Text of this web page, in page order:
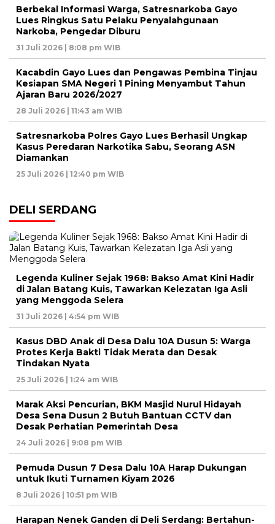
Berbekal Informasi Warga, Satresnarkoba Gayo
Lues Ringkus Satu Pelaku Penyalahgunaan
Narkoba, Pengedar Diburu
31 Juli 2026 | 8:08 pm WIB
Kacabdin Gayo Lues dan Pengawas Pembina Tinjau
Kesiapan SMA Negeri 1 Pining Menyambut Tahun
Ajaran Baru 2026/2027
28 Juli 2026 | 11:43 am WIB
Satresnarkoba Polres Gayo Lues Berhasil Ungkap
Kasus Peredaran Narkotika Sabu, Seorang ASN
Diamankan
25 Juli 2026 | 12:40 pm WIB
DELI SERDANG
Legenda Kuliner Sejak 1968: Bakso Amat Kini Hadir
di Jalan Batang Kuis, Tawarkan Kelezatan Iga Asli
yang Menggoda Selera
31 Juli 2026 | 4:54 pm WIB
Kasus DBD Anak di Desa Dalu 10A Dusun 5: Warga
Protes Kerja Bakti Tidak Merata dan Desak
Tindakan Nyata
25 Juli 2026 | 1:24 am WIB
Marak Aksi Pencurian, BKM Masjid Nurul Hidayah
Desa Sena Dusun 2 Butuh Bantuan CCTV dan
Desak Perhatian Pemerintah Desa
24 Juli 2026 | 9:08 pm WIB
Pemuda Dusun 7 Desa Dalu 10A Harap Dukungan
untuk Ikuti Turnamen Kiyam 2026
8 Juli 2026 | 10:51 pm WIB
Harapan Nenek Ganden di Deli Serdang: Bertahun-